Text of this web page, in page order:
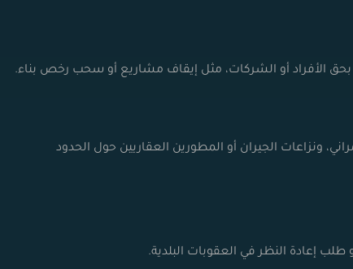
بحق الأفراد أو الشركات، مثل إيقاف مشاريع أو سحب رخص بناء.
ونزاعات الجيران أو المطورين العقاريين حول الحدود
طلب إعادة النظر في العقوبات البلدية.